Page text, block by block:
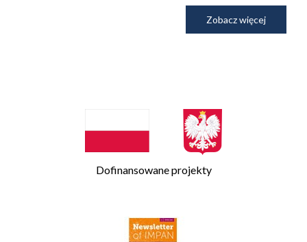
Zobacz więcej
Dofinansowane projekty